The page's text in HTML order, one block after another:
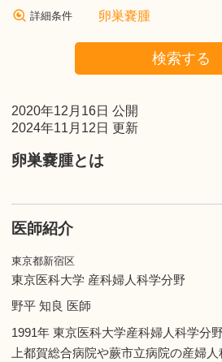
詳細条件 卵巣嚢腫
検索する
2020年12月16日 公開
2024年11月12日 更新
卵巣嚢腫とは
医師紹介
東京都新宿区
東京医科大学 産科婦人科学分野
野平 知良 医師
1991年 東京医科大学産科婦人科学分
上都賀総合病院や蕨市立病院の産婦